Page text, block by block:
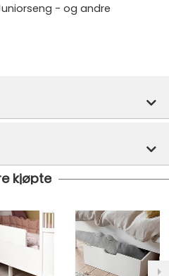
- og andre
utsendelse innen 24 timer
over 1499.- På ordre under er
dette er tilgjengelig på ditt
som et alternativ i kassen.
hos Mimmis er en til tre
kjøpte